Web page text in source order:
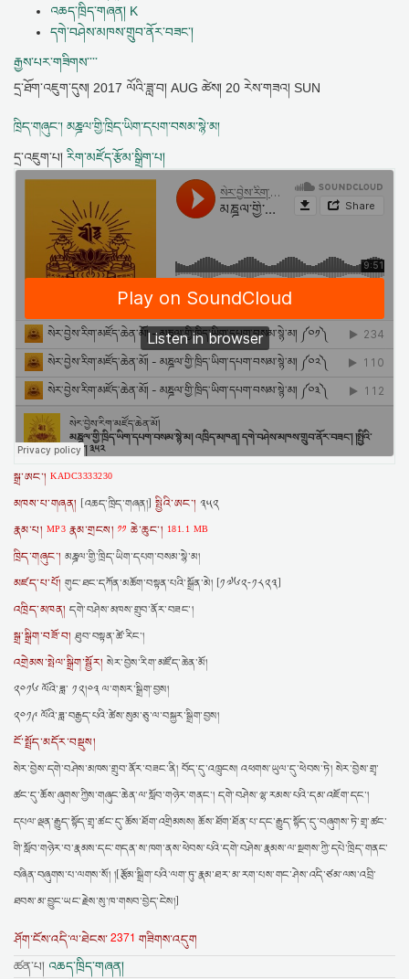
འཆད་ཁྲིད་གཞན། K
དགེ་བཤེས་མཁས་གྲུབ་ནོར་བཟང་།
རྒྱས་པར་གཟིགས་་་་
དྲ་ཐོག་འཇུག་དུས། 2017 ལོའི་ཟླ་བ། AUG ཚེས། 20 རེས་གཟའ། SUN
ཁྲིད་གཞུང་། མཎྜལ་གྱི་ཁྲིད་ཡིག་དཔག་བསམ་སྙེ་མ།
དྲ་འཇུག་པ། རིག་མཛོད་རྩོམ་སྒྲིག་པ།
སྒྲ་ཨང་།KADC3333230
མཁས་པ་གཞན། [འཆད་ཁྲིད་གཞན།]སྤྱིའི་ཨང་། ༣༥༢
རྣམ་པ། MP3 རྣམ་གྲངས། ༡༡ ཆེ་ཆུང་། 181.1 MB
ཁྲིད་གཞུང་།མཎྜལ་གྱི་ཁྲིད་ཡིག་དཔག་བསམ་སྙེ་མ།
མཛད་པ་པོ།གུང་ཐང་དཀོན་མཆོག་བསྟན་པའི་སྒྲོན་མེ། [༡༧༦༢-༡༨༢༣]
འཁྲིད་མཁན།དགེ་བཤེས་མཁས་གྲུབ་ནོར་བཟང་།
སྒྲ་སྒྲིག་བཟོ་བ།ཐུབ་བསྟན་ཚེ་རིང་།
འགྲེམས་སྤེལ་སྒྲིག་སྦྱོར། སེར་བྱེས་རིག་མཛོད་ཆེན་མོ།
༢༠༡༦ ལོའི་ཟླ་ ༡༢།༠༣ ལ་གསར་སྒྲིག་བྱས།
༢༠༡༩ ལོའི་ཟླ་བརྒྱད་པའི་ཚེས་སུམ་ཅུ་ལ་བསྐྱར་སྒྲིག་བྱས།
ངོ་སྤྲོད་མདོར་བསྡུས།
སེར་བྱེས་དགེ་བཤེས་མཁས་གྲུབ་ནོར་བཟང་ནི། བོད་དུ་འཁྲུངས། འཕགས་ཡུལ་དུ་ཕེབས་ཏེ། སེར་བྱེས་གྲྭ་
ཚང་དུ་ཆོས་ཞུགས་ཀྱིས་གཞུང་ཆེན་ལ་སློབ་གཉེར་གནང་། དགེ་བཤེས་ལྷ་རམས་པའི་དམ་འཇོག་དང་།
དཔལ་ལྡན་རྒྱུད་སྟོད་གྲྭ་ཚང་དུ་ཆོས་ཐོག་འགྲིམསས། ཆོས་ཐོག་ཐོན་པ་དང་རྒྱུད་སྟོད་དུ་བཞུགས་ཏེ་གྲྭ་ཚང་
གི་སློབ་གཉེར་བ་རྣམས་དང་གདན་ས་ཁག་ནས་ཕེབས་པའི་དགེ་བཤེས་རྣམས་ལ་སྔགས་ཀྱི་དཔེ་ཁྲིད་གནང་
བཞིན་བཞུགས་པ་ལགས་སོ། །[རྩོམ་སྒྲིག་པའི་ལག་ཏུ་རྣམ་ཐར་མ་རག་པས་གང་ཤེས་འདི་ཙམ་ལས་འབྲི་
ཐབས་མ་བྱུང་ཡང་རྗེས་སུ་ཁ་གསབ་བྱེད་ངེས།]
ཤོག་ངོས་འདི་ལ་ཐེངས་2371 གཟིགས་འདུག
ཚན་པ། འཆད་ཁྲིད་གཞན།